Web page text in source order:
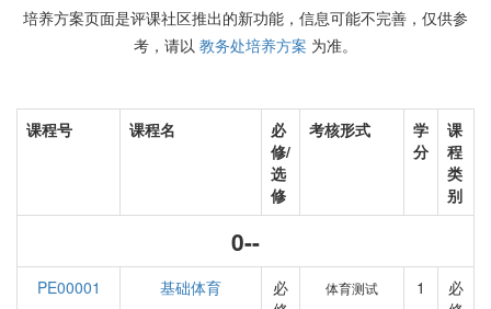
培养方案页面是评课社区推出的新功能，信息可能不完善，仅供参
考，请以 教务处培养方案 为准。
课程号 课程名
必
修/
选
修
考核形式
学
分
课
程
类
别
0--
PE00001 基础体育
必
体育测试 1
必